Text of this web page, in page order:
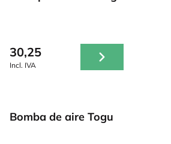
30,25
Incl. IVA
Bomba de aire Togu